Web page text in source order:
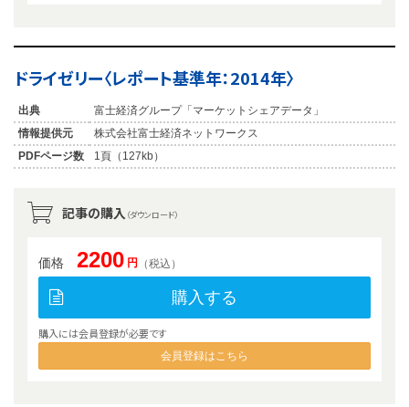
ドライゼリー〈レポート基準年：2014年〉
出典
富士経済グループ「マーケットシェアデータ」
情報提供元
株式会社富士経済ネットワークス
PDFページ数
1頁（127kb）
記事の購入 （ダウンロード）
価格 2200 円 （税込）
購入する
購入には会員登録が必要です
会員登録はこちら